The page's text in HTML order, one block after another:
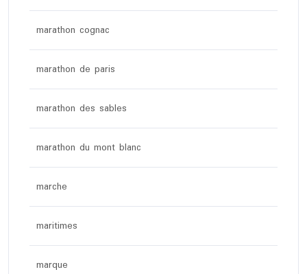
marathon cognac
marathon de paris
marathon des sables
marathon du mont blanc
marche
maritimes
marque